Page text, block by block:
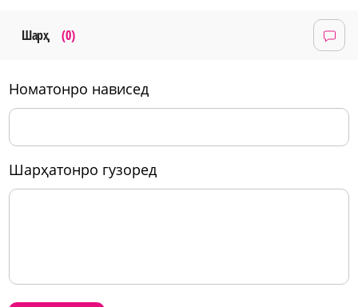
Шарҳ (0)
номатонро нависед
шарҳатонро гузоред